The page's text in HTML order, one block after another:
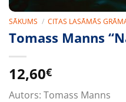
SĀKUMS / CITAS LASĀMĀS
Tomass Manns
12,60€
Autors: Tomass Manns